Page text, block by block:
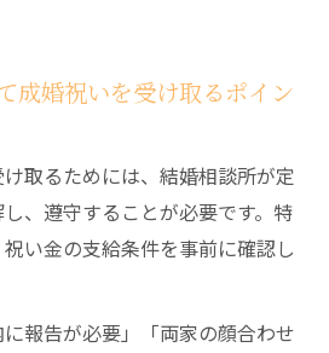
成婚祝いを受け取るポイン
取るためには、結婚相談所が定
、遵守することが必要です。特
い金の支給条件を事前に確認し
報告が必要」「両家の顔合わせ